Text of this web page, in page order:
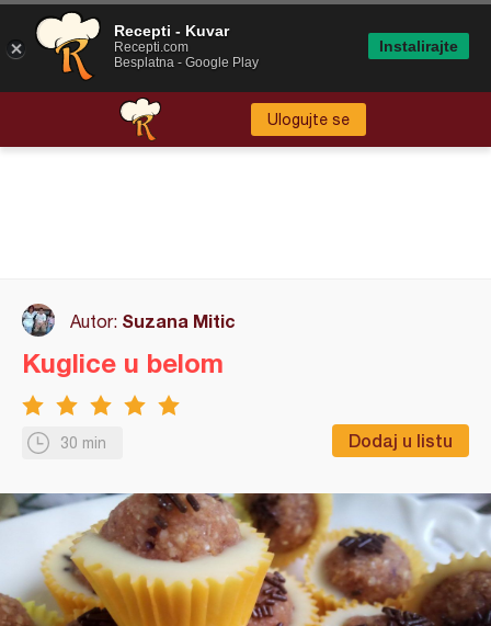
Ulogujte se
Autor: Suzana Mitic
30 min Dodaj u listu
Kuglice u belom
Recepti - Kuvar
Recepti.com
Besplatna - Google Play
Instalirajte